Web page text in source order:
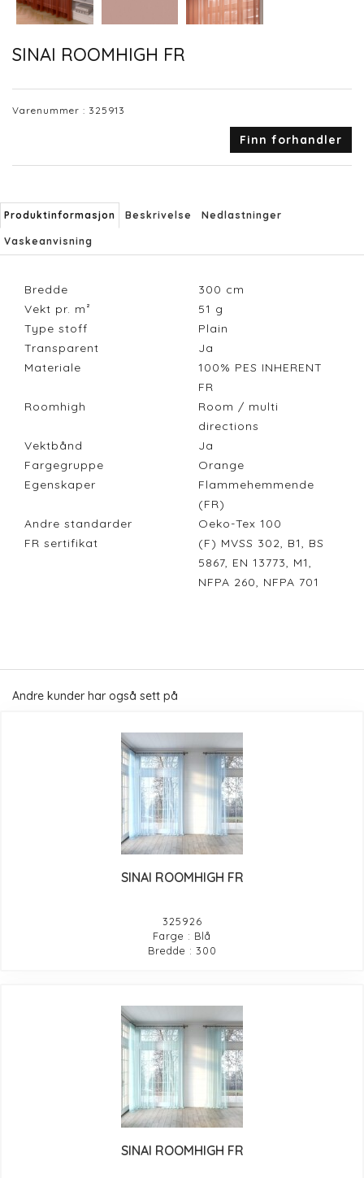
SINAI ROOMHIGH FR
Varenummer : 325913
Finn forhandler
Produktinformasjon Beskrivelse Nedlastninger
Vaskeanvisning
Bredde 300 cm
Vekt pr. m²
51 g
Type stoff
Plain
Transparent
Ja
Materiale
100% PES INHERENT
FR
Roomhigh
Room / multi
directions
Vektbånd
Ja
Fargegruppe
Orange
Egenskaper
Flammehemmende
(FR)
Andre standarder
Oeko-Tex 100
FR sertifikat
(F) MVSS 302, B1, BS
5867, EN 13773, M1,
NFPA 260, NFPA 701
Andre kunder har også sett på
SINAI ROOMHIGH FR
325926
Farge : Blå
Bredde : 300
SINAI ROOMHIGH FR